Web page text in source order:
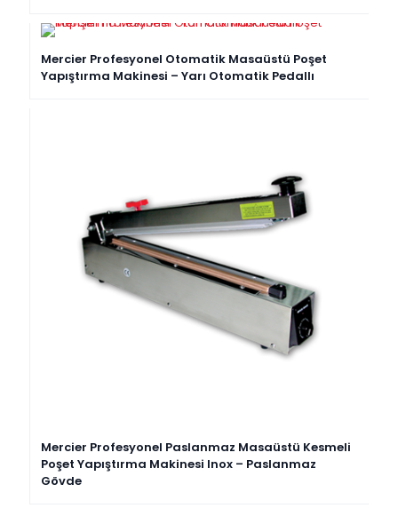
Mercier Profesyonel Otomatik Masaüstü Poşet
Yapıştırma Makinesi – Yarı Otomatik Pedallı
Mercier Profesyonel Paslanmaz Masaüstü Kesmeli
Poşet Yapıştırma Makinesi Inox – Paslanmaz
Gövde